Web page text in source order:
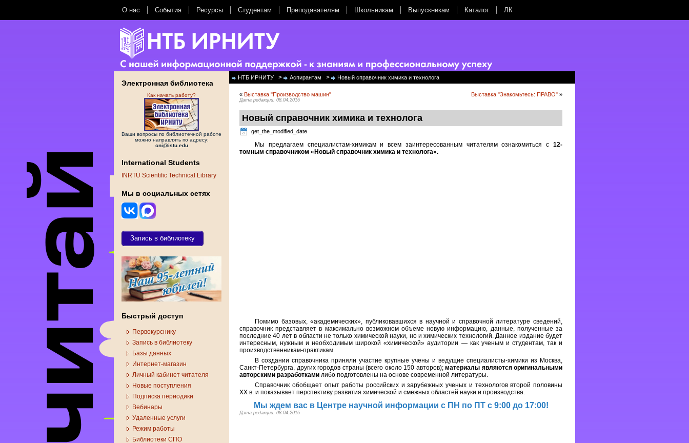
О нас События Ресурсы Студентам Преподавателям Школьникам Выпускникам Каталог ЛК
Электронная библиотека
Как начать работу?
Ваши вопросы по библиотечной работе
можно направлять по адресу:
cni@istu.edu
International Students
INRTU Scientific Technical Library
Мы в социальных сетях
Запись в библиотеку
Быстрый доступ
Первокурснику
Запись в библиотеку
Базы данных
Интернет-магазин
Личный кабинет читателя
Новые поступления
Подписка периодики
Вебинары
Удаленные услуги
Режим работы
Библиотеки СПО
НТБ ИРНИТУ > Аспирантам > Новый справочник химика и технолога
« Выставка "Производство машин" Выставка "Знакомьтесь: ПРАВО" »
Дата редакции: 08.04.2016
Новый справочник химика и технолога
get_the_modified_date
Мы предлагаем специалистам-химикам и всем заинтересованным читателям ознакомиться с 12-
томным справочником «Новый справочник химика и технолога».
Помимо базовых, «академических», публиковавшихся в научной и справочной литературе сведений,
справочник представляет в максимально возможном объеме новую информацию, данные, полученные за
последние 40 лет в области не только химической науки, но и химических технологий. Данное издание будет
интересным, нужным и необходимым широкой «химической» аудитории — как ученым и студентам, так и
производственникам-практикам.
В создании справочника приняли участие крупные учены и ведущие специалисты-химики из Москва,
Санкт-Петербурга, других городов страны (всего около 150 авторов); материалы являются оригинальными
авторскими разработками либо подготовлены на основе современной литературы.
Справочник обобщает опыт работы российских и зарубежных ученых и технологов второй половины
XX в. и показывает перспективу развития химической и смежных областей науки и производства.
Мы ждем вас в Центре научной информации с ПН по ПТ с 9:00 до 17:00!
Дата редакции: 08.04.2016